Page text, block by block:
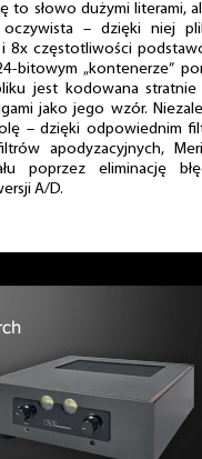
to słowo dużymi literami,
oczywista – dzięki niej
8x częstotliwości
bitowym „kontenerze”
jest kodowana
jako jego wzór.
– dzięki odpowiednim
apodyzacyjnych,
poprzez eliminację
A/D.